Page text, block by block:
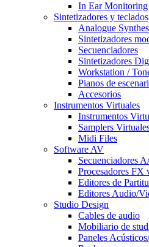
In Ear Monitoring
Sintetizadores y teclados
Analogue
Sintetizadores
Secuenciadores
Sintetizadores
Workstation /
Pianos de
Accesorios
Instrumentos Virtuales
Instrumentos
Samplers
Midi Files
Software AV
Secuenciadores
Procesadores FX
Editores de
Editores Audio/
Studio Design
Cables de audio
Mobiliario de
Paneles